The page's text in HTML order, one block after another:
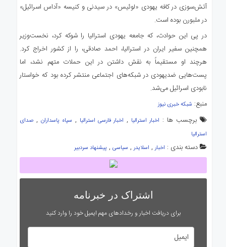
آتش‌سوزی در کافه یهودی «لوئیس» در سیدنی و کنیسه «آداس اسرائیل»
در ملبورن بوده است.
در پی این حوادث، که جامعه یهودی استرالیا را شوکه کرد، نخست‌وزیر
همچنین سفیر ایران در استرالیا، احمد صادقی، را از کشور اخراج کرد.
هرچند او مستقیماً به نقش داشتن در این حملات متهم نشد، اما
پست‌هایی ضدیهودی در شبکه‌های اجتماعی منتشر کرده بود که خواستار
نابودی اسرائیل می‌شد.
منبع:‌ شبکه خبری نیوز
برچسب ها : اخبار استرالیا , اخبار فارسی استرالیا , سپاه پاسداران, صدای
استرالیا
دسته بندی : اخبار, اسلایدر, سیاسی, پیشنهاد سردبیر
اشتراک در خبرنامه
برای دریافت اخبار و رخدادهای مهم ایمیل خود را وارد کنید